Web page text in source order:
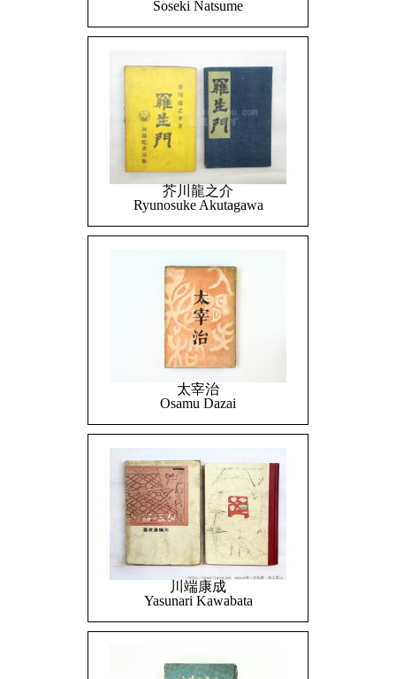
Soseki Natsume
芥川龍之介
Ryunosuke Akutagawa
太宰治
Osamu Dazai
川端康成
Yasunari Kawabata